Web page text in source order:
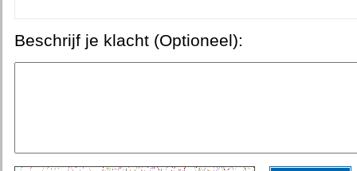
Beschrijf je klacht (Optioneel):